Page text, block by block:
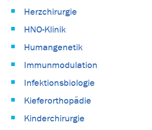
Herzchirurgie
HNO-Klinik
Humangenetik
Immunmodulation
Infektionsbiologie
Kieferorthopädie
Kinderchirurgie